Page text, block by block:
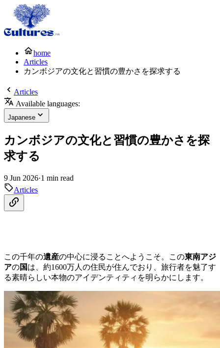
home
Articles
カンボジアの文化と習慣の豊かさを探求する
Articles
Available languages:
Japanese
カンボジアの文化と習慣の豊かさを探
求する
9 Jun 2026·1 min read
Articles
この千年の遺産の中心に浸ることへようこそ。この東南アジ
アの国は、約1600万人の住民が住んでおり、旅行者を魅了す
る素晴らしい本物のアイデンティティを明らかにします。